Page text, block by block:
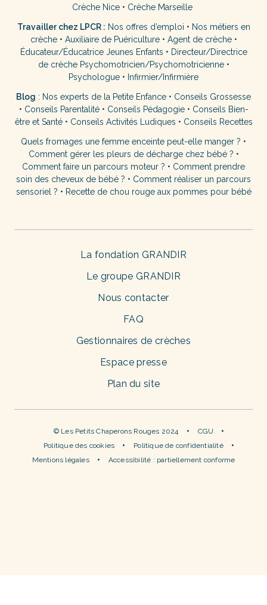
Crèche Nice • Crèche Marseille
Travailler chez LPCR : Nos offres d’emploi • Nos métiers en
crèche• Auxiliaire de Puériculture• Agent de crèche•
Éducateur/Éducatrice Jeunes Enfants • Directeur/Directrice
de crèche Psychomotricien/Psychomotricienne•
Psychologue • Infirmier/Infirmière
Blog : Nos experts de la Petite Enfance • Conseils Grossesse
• Conseils Parentalité• Conseils Pédagogie• Conseils Bien-
être et Santé• Conseils Activités Ludiques • Conseils Recettes
Quels fromages une femme enceinte peut-elle manger ? •
Comment gérer les pleurs de décharge chez bébé ? •
Comment faire un parcours moteur ? • Comment prendre
soin des cheveux de bébé ? • Comment réaliser un parcours
sensoriel ? • Recette de chou rouge aux pommes pour bébé
La fondation GRANDIR
Le groupe GRANDIR
Nous contacter
FAQ
Gestionnaires de crèches
Espace presse
Plan du site
© Les Petits Chaperons Rouges 2024
CGU
Politique des cookies
Politique de confidentialité
Mentions légales
Accessibilité : partiellement conforme